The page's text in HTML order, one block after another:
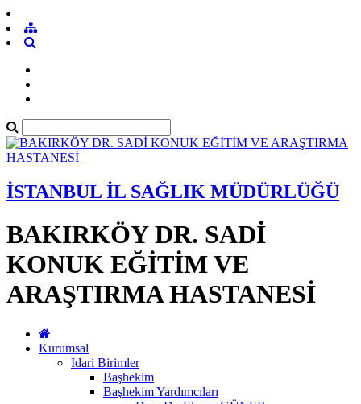
İSTANBUL İL SAĞLIK MÜDÜRLÜĞÜ
BAKIRKÖY DR. SADİ
KONUK EĞİTİM VE
ARAŞTIRMA HASTANESİ
Kurumsal
İdari Birimler
Başhekim
Başhekim Yardımcıları